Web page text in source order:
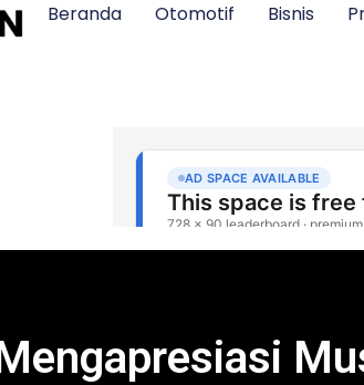
Beranda Otomotif Bisnis